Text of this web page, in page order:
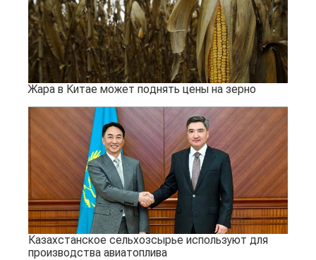
Жара в Китае может поднять цены на зерно
Казахстанское сельхозсырье используют для
производства авиатоплива